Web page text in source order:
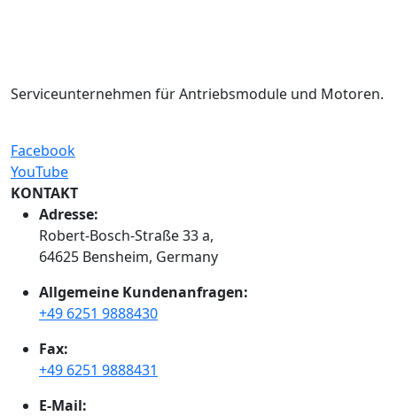
Serviceunternehmen für Antriebsmodule und Motoren.
Facebook
YouTube
KONTAKT
Adresse:
Robert-Bosch-Straße 33 a,
64625 Bensheim, Germany
Allgemeine Kundenanfragen:
+49 6251 9888430
Fax:
+49 6251 9888431
E-Mail: